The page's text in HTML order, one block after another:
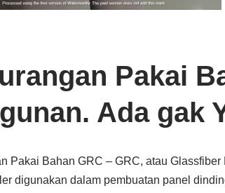
Pakai
Ada gak
Pakai Bahan GRC – GRC, atau
digunakan dalam pembuatan panel